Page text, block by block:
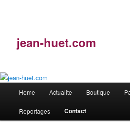
jean-huet.com
Home Actualite Boutique
Reportages Contact